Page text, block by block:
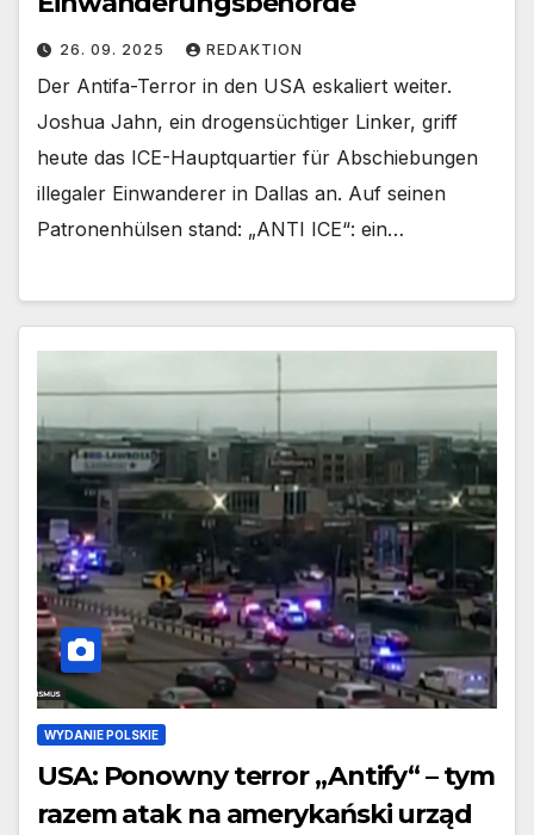
26. 09. 2025 REDAKTION
Der Antifa-Terror in den USA eskaliert weiter.
Joshua Jahn, ein drogensüchtiger Linker, griff
heute das ICE-Hauptquartier für Abschiebungen
illegaler Einwanderer in Dallas an. Auf seinen
Patronenhülsen stand: „ANTI ICE“: ein…
WYDANIE POLSKIE
USA: Ponowny terror „Antify“ – tym
razem atak na amerykański urząd